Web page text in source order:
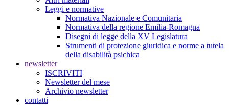
Leggi e normative
Normativa Nazionale e Comunitaria
Normativa della regione Emilia-Romagna
Disegni di legge della XV Legislatura
Strumenti di protezione giuridica e norme a tutela
della disabilità psichica
newsletter
ISCRIVITI
Newsletter del mese
Archivio newsletter
contatti